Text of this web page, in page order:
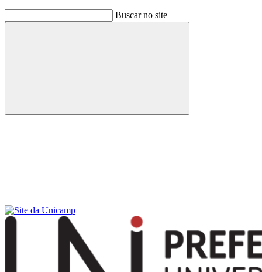
Buscar no site
Buscar